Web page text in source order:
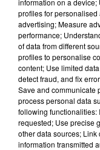
profiles for
advertising; Measure
performance;
of data from different
profiles to personalise
content; Use limited
detect fraud, and fix
Save and communicate
process personal data
following functionalities:
requested; Use precise
other data sources;
information transmitted